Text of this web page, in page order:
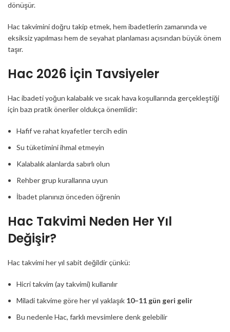
dönüşür.
Hac takvimini doğru takip etmek, hem ibadetlerin zamanında ve
eksiksiz yapılması hem de seyahat planlaması açısından büyük önem
taşır.
Hac 2026 İçin Tavsiyeler
Hac ibadeti yoğun kalabalık ve sıcak hava koşullarında gerçekleştiği
için bazı pratik öneriler oldukça önemlidir:
Hafif ve rahat kıyafetler tercih edin
Su tüketimini ihmal etmeyin
Kalabalık alanlarda sabırlı olun
Rehber grup kurallarına uyun
İbadet planınızı önceden öğrenin
Hac Takvimi Neden Her Yıl
Değişir?
Hac takvimi her yıl sabit değildir çünkü:
Hicri takvim (ay takvimi) kullanılır
Miladi takvime göre her yıl yaklaşık 10–11 gün geri gelir
Bu nedenle Hac, farklı mevsimlere denk gelebilir